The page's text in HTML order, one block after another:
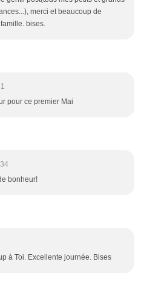
merci et beaucoup de
bises.
pour ce premier Mai
bonheur!
à Toi. Excellente journée. Bises